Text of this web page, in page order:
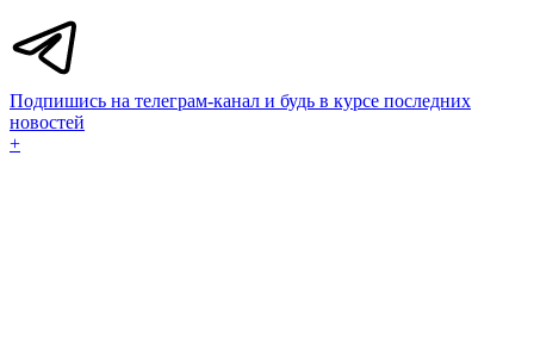
Подпишись на телеграм-канал и будь в курсе последних
новостей
+